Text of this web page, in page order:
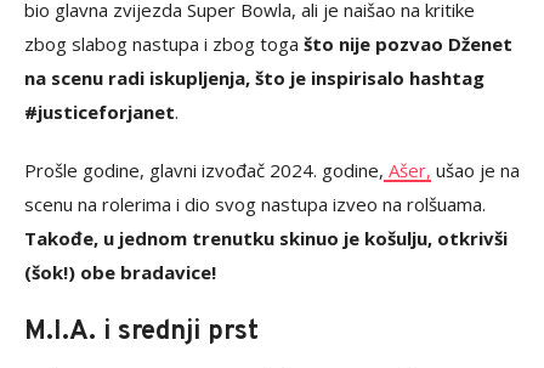
bio glavna zvijezda Super Bowla, ali je naišao na kritike
zbog slabog nastupa i zbog toga što nije pozvao Dženet
na scenu radi iskupljenja, što je inspirisalo hashtag
#justiceforjanet.
Prošle godine, glavni izvođač 2024. godine, Ašer, ušao je na
scenu na rolerima i dio svog nastupa izveo na rolšuama.
Takođe, u jednom trenutku skinuo je košulju, otkrivši
(šok!) obe bradavice!
M.I.A. i srednji prst